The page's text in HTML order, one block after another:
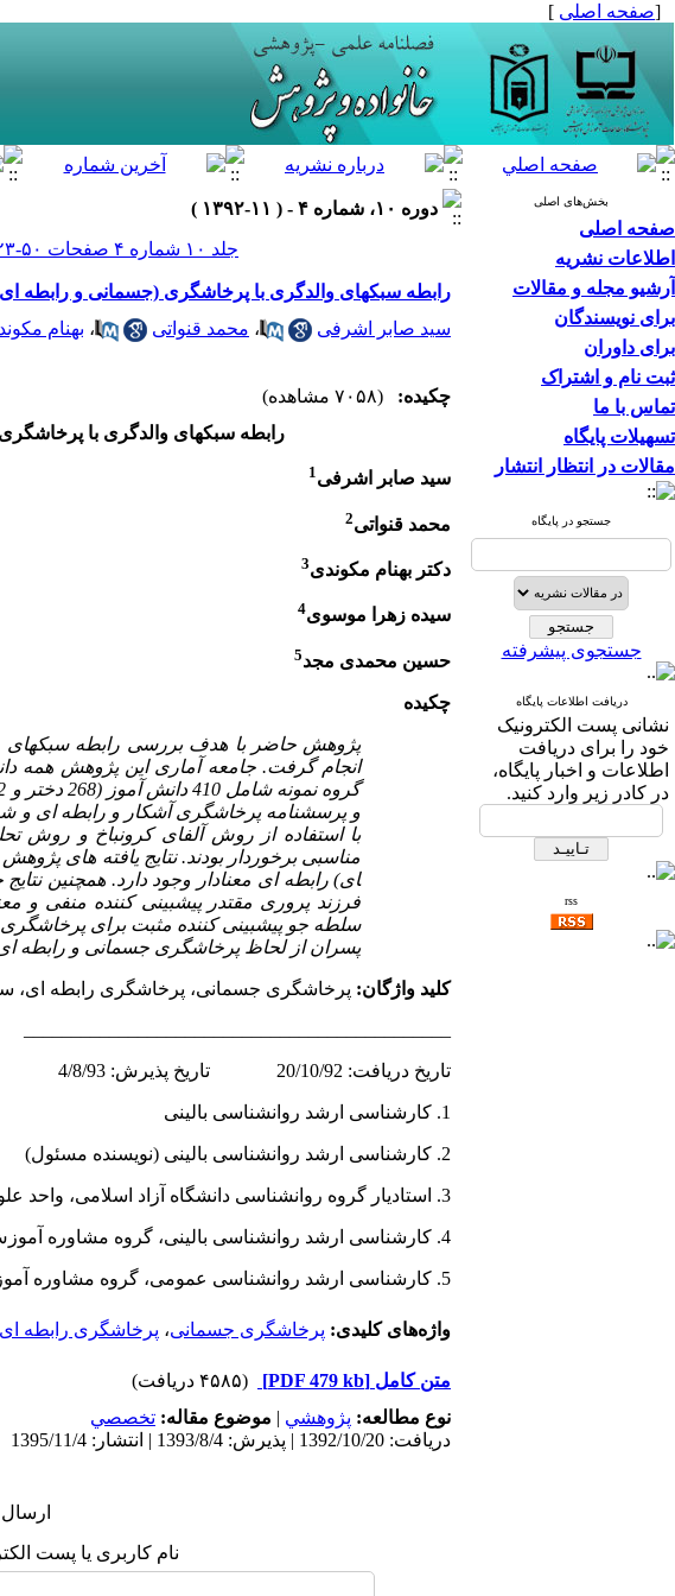
[صفحه اصلی ]
بخش‌های اصلی
صفحه اصلی
اطلاعات نشریه
آرشیو مجله و مقالات
برای نویسندگان
برای داوران
ثبت نام و اشتراک
تماس با ما
تسهیلات پایگاه
مقالات در انتظار انتشار
جستجو در پایگاه
جستجوی پیشرفته
دریافت اطلاعات پایگاه
نشانی پست الکترونیک
خود را برای دریافت
اطلاعات و اخبار پایگاه،
در کادر زیر وارد کنید.
rss
دوره ۱۰، شماره ۴ - ( ۱۱-۱۳۹۲ )
جلد ۱۰ شماره ۴ صفحات ۵۰-۲۳
رابطه سبکهای والدگری با پرخاشگری (جسمانی و رابطه­ ای)
سید صابر اشرفی
، محمد قنواتی ، بهنام
چکیده:
(۷۰۵۸ مشاهده)
رابطه سبکهای والدگری با پرخاشگری
سید صابر اشرفی1
محمد قنواتی2
دکتر بهنام مکوندی3
سیده زهرا موسوی4
حسین محمدی مجد5
چکیده
پژوهش حاضر با هدف بررسی رابطه سبکهای
انجام گرفت. جامعه آماری این پژوهش همه
و پرسشنامه پرخاشگری آشکار و رابطه­ ای و
با استفاده از روش آلفای کرونباخ و روش
مناسبی برخوردار بودند. نتایج یافته ­های
ای) رابطه ­ای معنادار وجود دارد. همچنین
فرزند پروری مقتدر پیش­بینی کننده منفی
سلطه ­جو پیش­بینی کننده مثبت برای
پسران از لحاظ پرخاشگری جسمانی و رابطه ­ای
کلید واژگان: پرخاشگری جسمانی، پرخاشگری رابطه­ ای،
تاریخ دریافت: 20/10/92 تاریخ پذیرش: 4/8/93
1. کارشناسی ارشد روانشناسی بالینی
2. کارشناسی ارشد روانشناسی بالینی (نویسنده مسئول)
3. استادیار گروه روانشناسی دانشگاه آزاد اسلامی، واحد علوم و تحقیقات خوزستان
4. کارشناسی ارشد روانشناسی بالینی، گروه مشاوره آموزش و پرورش شهرستان رامشیر
5. کارشناسی ارشد روانشناسی عمومی، گروه مشاوره آموزش و پرورش شهرستان آبادان
واژه‌های کلیدی: پرخاشگری جسمانی، پرخاشگری رابطه­ ای
متن کامل [PDF 479 kb]
(۴۵۸۵ دریافت)
نوع مطالعه: پژوهشي | موضوع مقاله: تخصصي
دریافت: 1392/10/20 | پذیرش: 1393/8/4 | انتشار: 1395/11/4
نام کاربری یا پست